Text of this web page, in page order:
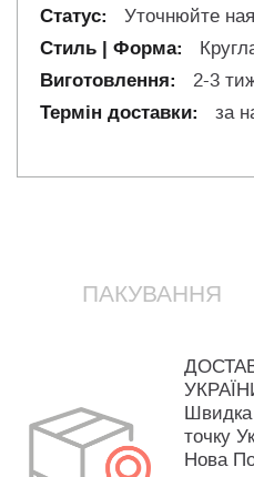
Уточнюйте
2-3
за
ПАКУВАННЯ
Швидка
точку
Нова